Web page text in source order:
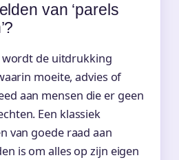
van ‘parels
wordt de uitdrukking
moeite, advies of
aan mensen die er geen
Een klassiek
van goede raad aan
is om alles op zijn eigen